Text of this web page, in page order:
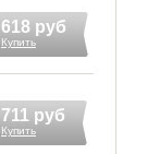
618 руб
Купить
711 руб
Купить